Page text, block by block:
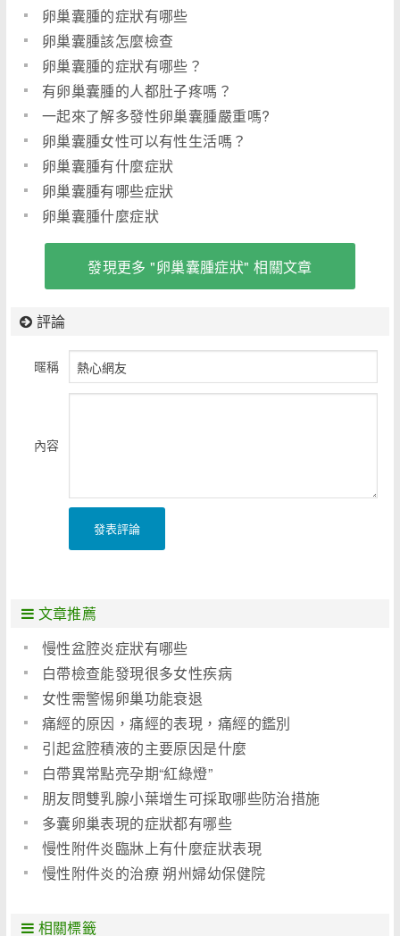
卵巢囊腫的症狀有哪些
卵巢囊腫該怎麼檢查
卵巢囊腫的症狀有哪些？
有卵巢囊腫的人都肚子疼嗎？
一起來了解多發性卵巢囊腫嚴重嗎?
卵巢囊腫女性可以有性生活嗎？
卵巢囊腫有什麼症狀
卵巢囊腫有哪些症狀
卵巢囊腫什麼症狀
發現更多 "卵巢囊腫症狀" 相關文章
評論
暱稱
內容
發表評論
文章推薦
慢性盆腔炎症狀有哪些
白帶檢查能發現很多女性疾病
女性需警惕卵巢功能衰退
痛經的原因，痛經的表現，痛經的鑑別
引起盆腔積液的主要原因是什麼
白帶異常點亮孕期“紅綠燈”
朋友問雙乳腺小葉增生可採取哪些防治措施
多囊卵巢表現的症狀都有哪些
慢性附件炎臨牀上有什麼症狀表現
慢性附件炎的治療 朔州婦幼保健院
相關標籤